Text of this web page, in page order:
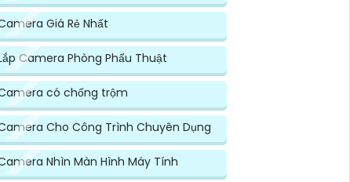
Giá Rẻ Nhất
Camera Phòng Phẩu Thuật
có chống trộm
Cho Công Trình Chuyên Dụng
Nhìn Màn Hình Máy Tính